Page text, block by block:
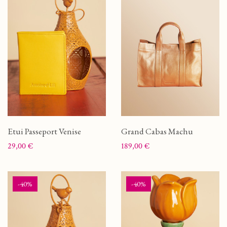
Etui Passeport Venise
Prix
29,00 €
Grand Cabas Machu
Prix
189,00 €
-40% -40%